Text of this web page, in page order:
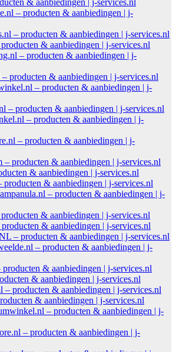
& aanbiedingen | j-services.nl
– producten & aanbiedingen | j-
– producten & aanbiedingen | j-services.nl
& aanbiedingen | j-services.nl
– producten & aanbiedingen | j-
producten & aanbiedingen | j-services.nl
– producten & aanbiedingen | j-
– producten & aanbiedingen | j-services.nl
– producten & aanbiedingen | j-
– producten & aanbiedingen | j-
– producten & aanbiedingen | j-services.nl
& aanbiedingen | j-services.nl
& aanbiedingen | j-services.nl
– producten & aanbiedingen | j-
& aanbiedingen | j-services.nl
& aanbiedingen | j-services.nl
– producten & aanbiedingen | j-services.nl
– producten & aanbiedingen | j-
producten & aanbiedingen | j-services.nl
& aanbiedingen | j-services.nl
– producten & aanbiedingen | j-services.nl
& aanbiedingen | j-services.nl
– producten & aanbiedingen | j-
– producten & aanbiedingen | j-